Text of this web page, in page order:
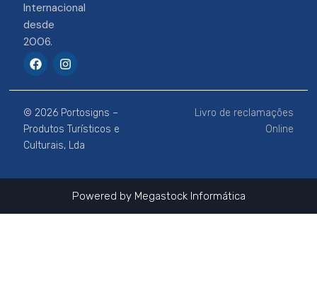
Internacional
desde
2006.
F
a
e
b
o
o
k
I
n
t
a
g
r
a
m
© 2026 Portosigns –
Produtos Turísticos e
Culturais, Lda
Livro de reclamações
Online
Powered by Megastock Informática